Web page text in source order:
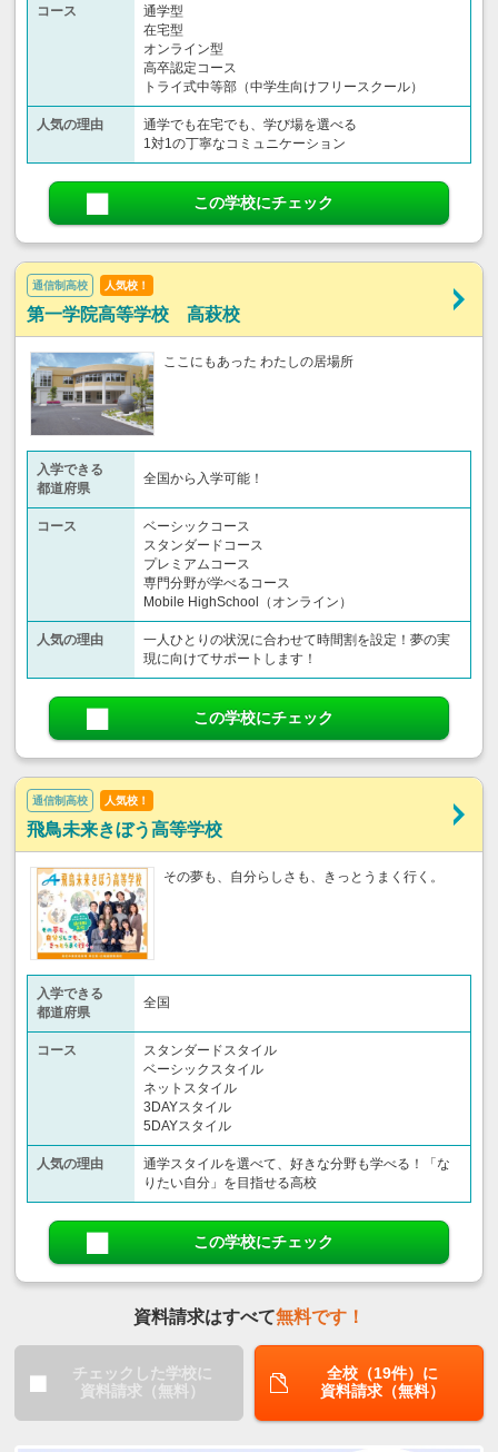
コース
通学型
在宅型
オンライン型
高卒認定コース
トライ式中等部（中学生向けフリースクール）​
人気の理由
通学でも在宅でも、学び場を選べる
1対1の丁寧なコミュニケーション
この学校にチェック
通信制高校 人気校！
第一学院高等学校 高萩校
ここにもあった わたしの居場所
入学できる
都道府県
全国から入学可能！
コース
ベーシックコース
スタンダードコース
プレミアムコース
専門分野が学べるコース
Mobile HighSchool（オンライン）
人気の理由
一人ひとりの状況に合わせて時間割を設定！夢の実
現に向けてサポートします！
この学校にチェック
通信制高校 人気校！
飛鳥未来きぼう高等学校
その夢も、自分らしさも、きっとうまく行く。
入学できる
都道府県
全国
コース
スタンダードスタイル
ベーシックスタイル
ネットスタイル
3DAYスタイル
5DAYスタイル
人気の理由
通学スタイルを選べて、好きな分野も学べる！「な
りたい自分」を目指せる高校
この学校にチェック
資料請求はすべて無料です！
チェックした学校に
資料請求（無料）
全校（19件）に
資料請求（無料）